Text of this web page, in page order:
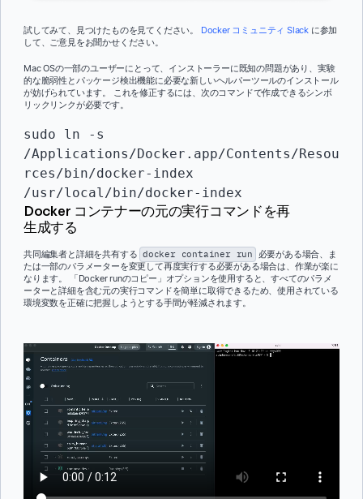
試してみて、見つけたものを見てください。 Docker コミュニティ Slack に参加
して、ご意見をお聞かせください。
Mac OSの一部のユーザーにとって、インストーラーに既知の問題があり、実験
的な脆弱性とパッケージ検出機能に必要な新しいヘルパーツールのインストール
が妨げられています。 これを修正するには、次のコマンドで作成できるシンボ
リックリンクが必要です。
sudo ln -s
/Applications/Docker.app/Contents/Resou
rces/bin/docker-index
/usr/local/bin/docker-index
Docker コンテナーの元の実行コマンドを再
生成する
共同編集者と詳細を共有する docker container run
必要がある場合、ま
たは一部のパラメーターを変更して再度実行する必要がある場合は、作業が楽に
なります。 「Docker runのコピー」オプションを使用すると、すべてのパラメ
ーターと詳細を含む元の実行コマンドを簡単に取得できるため、使用されている
環境変数を正確に把握しようとする手間が軽減されます。